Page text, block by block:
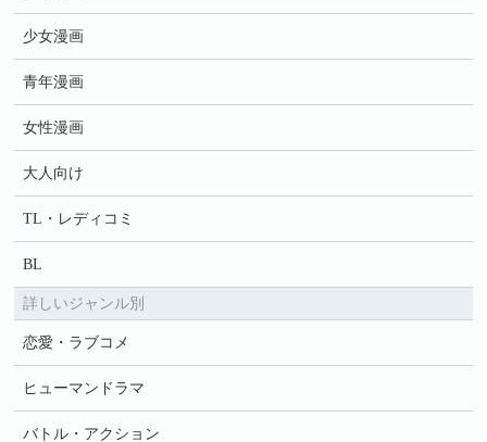
少女漫画
青年漫画
女性漫画
大人向け
TL・レディコミ
BL
詳しいジャンル別
恋愛・ラブコメ
ヒューマンドラマ
バトル・アクション